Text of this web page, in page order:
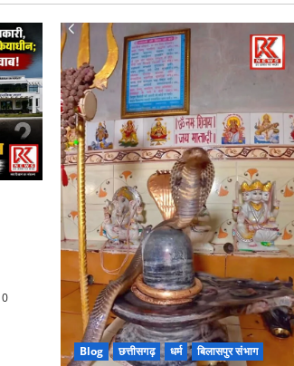
0
Blog छत्तीसगढ़ धर्म बिलासपुर संभाग